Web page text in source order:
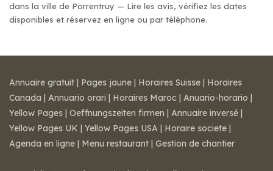
dans la ville de Porrentruy — Lire les avis, vérifiez les dates
disponibles et réservez en ligne ou par téléphone.
Annuaire gratuit | Pages jaune | Horaires Suisse | Horaires
Canada | Annuario orari | Horaires Maroc | Anuario-horario |
Yellow Pages | Oeffnungszeiten firmen | Annuaire inversé |
Yellow Pages UK | Yellow Pages USA | Horaire societe |
Agenda en ligne | Menu restaurant | Gestion de chantier